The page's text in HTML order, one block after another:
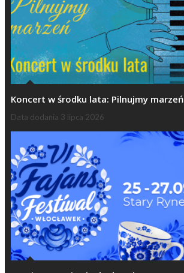
Koncert w środku lata: Pilnujmy marzeń
Data dodania 3 lipca 2026